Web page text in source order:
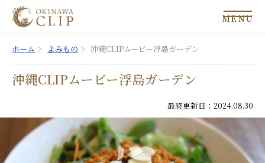
MENU
ホーム よみもの 沖縄CLIPムービー浮島ガーデン
沖縄CLIPムービー浮島ガーデン
最終更新日：2024.08.30